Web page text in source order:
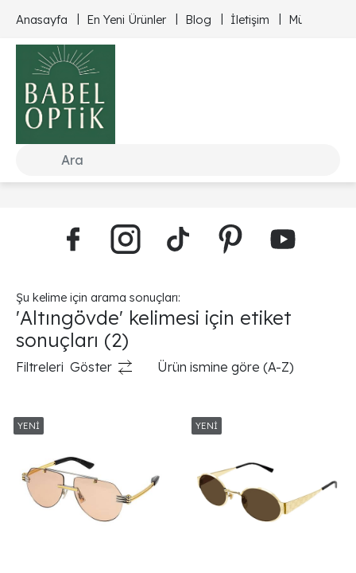
Anasayfa En Yeni Ürünler Blog İletişim Müşteri
Şu kelime için arama sonuçları:
'Altıngövde' kelimesi için etiket
sonuçları (2)
Filtreleri Göster Ürün ismine göre (A-Z)